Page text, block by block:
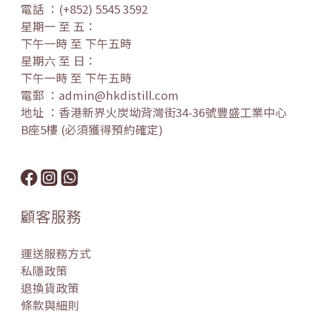
電話 ：(+852) 5545 3592
星期一 至 五：
下午一時 至 下午五時
星期六 至 日：
下午一時 至 下午五時
電郵 ：admin@hkdistill.com
地址 ：香港新界火炭坳背灣街34-36號豐盛工業中心
B座5樓 (必須獲得預約確定)
顧客服務
運送服務方式
私隱政策
退換貨政策
條款與細則